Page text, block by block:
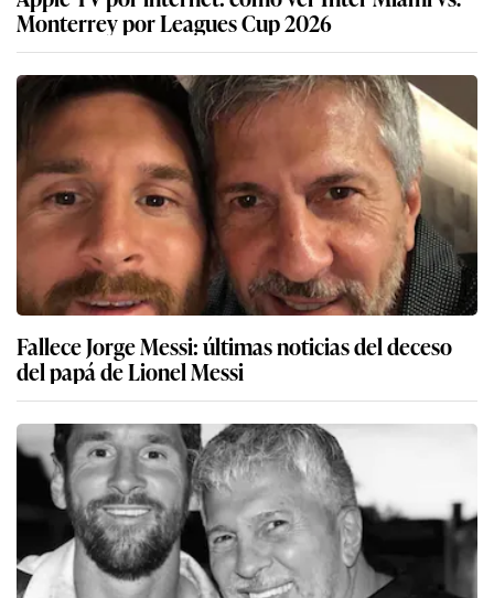
Monterrey por Leagues Cup 2026
Fallece Jorge Messi: últimas noticias del deceso
del papá de Lionel Messi